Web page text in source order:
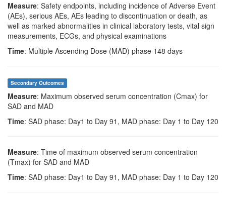
Measure: Safety endpoints, including incidence of Adverse Event
(AEs), serious AEs, AEs leading to discontinuation or death, as
well as marked abnormalities in clinical laboratory tests, vital sign
measurements, ECGs, and physical examinations
Time: Multiple Ascending Dose (MAD) phase 148 days
Secondary Outcomes
Measure: Maximum observed serum concentration (Cmax) for
SAD and MAD
Time: SAD phase: Day1 to Day 91, MAD phase: Day 1 to Day 120
Measure: Time of maximum observed serum concentration
(Tmax) for SAD and MAD
Time: SAD phase: Day1 to Day 91, MAD phase: Day 1 to Day 120